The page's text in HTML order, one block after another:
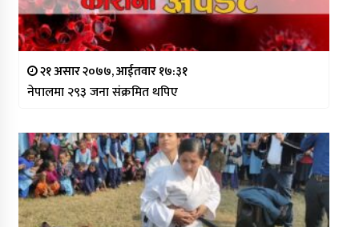
२१ असार २०७७, आईतवार १७:३१
नेपालमा २९३ जना संक्रमित थपिए